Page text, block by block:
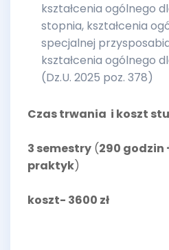
kształcenia ogólnego
stopnia, kształcenia
specjalnej
kształcenia ogólnego
(Dz.U. 2025 poz. 378)
Czas trwania i koszt
3 semestry (290 godzin
praktyk)
koszt- 3600 zł